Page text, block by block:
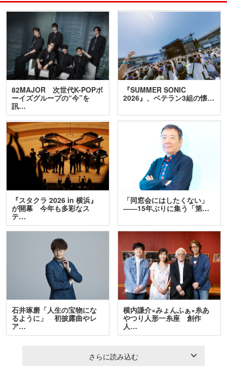
82MAJOR 次世代K-POPボ
ーイズグループの“今”を
訊…
『SUMMER SONIC
2026』、ベテラン3組の懐…
『スタクラ 2026 in 横浜』
が開幕 今年も多彩なス
テ…
「同窓会にはしたくない」
――15年ぶりに集う「第…
石井琢磨「人生の宝物にな
るように」 初披露曲やレ
ア…
横内謙介×みょんふぁ×糸あ
やつり人形一糸座 創作
人…
さらに読み込む